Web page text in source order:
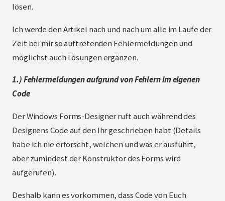
lösen.
Ich werde den Artikel nach und nach um alle im Laufe der
Zeit bei mir so auftretenden Fehlermeldungen und
möglichst auch Lösungen ergänzen.
1.) Fehlermeldungen aufgrund von Fehlern im eigenen
Code
Der Windows Forms-Designer ruft auch während des
Designens Code auf den Ihr geschrieben habt (Details
habe ich nie erforscht, welchen und was er ausführt,
aber zumindest der Konstruktor des Forms wird
aufgerufen).
Deshalb kann es vorkommen, dass Code von Euch